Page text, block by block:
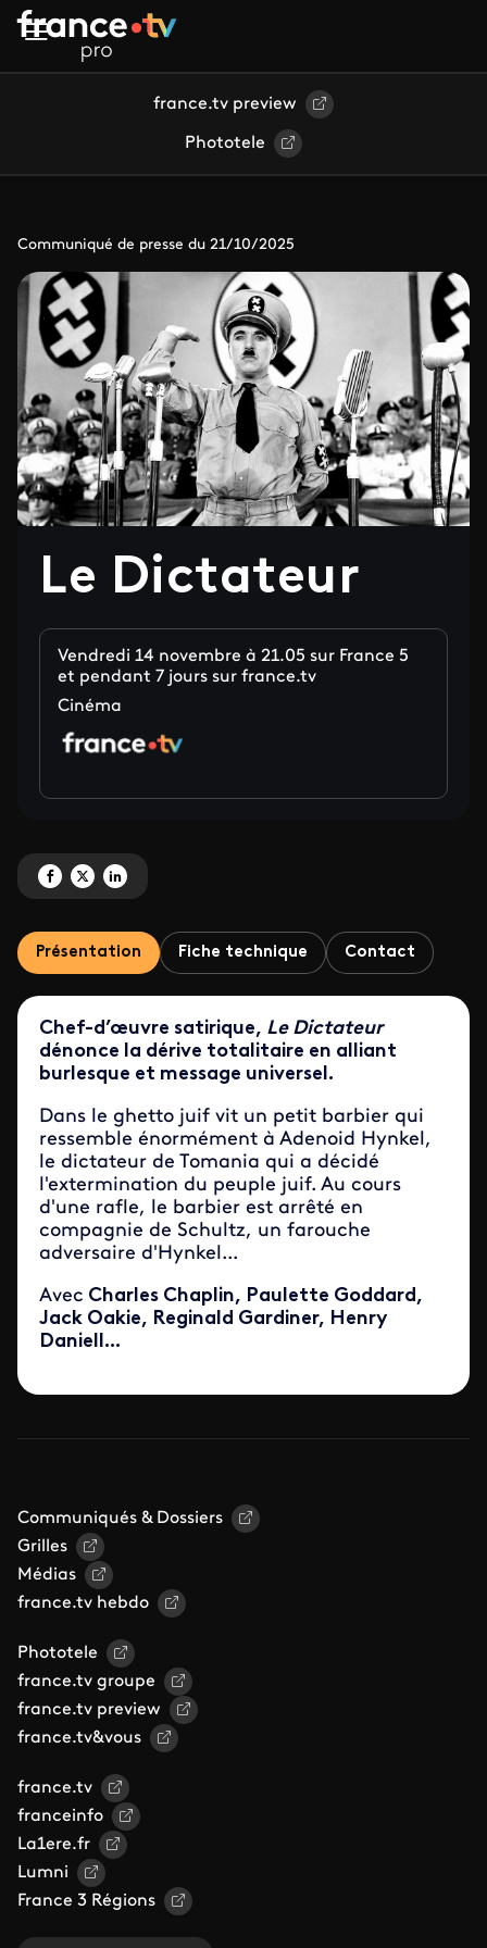
Aller au contenu principal
france.tv preview
Phototele
Communiqué de presse du 21/10/2025
Le Dictateur
Vendredi 14 novembre à 21.05 sur France 5
et pendant 7 jours sur france.tv
Cinéma
Partagez 'Le Dictateur ' sur Facebook
Partagez 'Le Dictateur ' sur X
Partagez 'Le Dictateur ' sur LinkedIn
Présentation Fiche technique Contact
Chef-d’œuvre satirique, Le Dictateur
dénonce la dérive totalitaire en alliant
burlesque et message universel.
Dans le ghetto juif vit un petit barbier qui
ressemble énormément à Adenoid Hynkel,
le dictateur de Tomania qui a décidé
l'extermination du peuple juif. Au cours
d'une rafle, le barbier est arrêté en
compagnie de Schultz, un farouche
adversaire d'Hynkel...
Avec Charles Chaplin, Paulette Goddard,
Jack Oakie, Reginald Gardiner, Henry
Daniell...
Communiqués & Dossiers
Grilles
Médias
france.tv hebdo
Phototele
france.tv groupe
france.tv preview
france.tv&vous
france.tv
franceinfo
La1ere.fr
Lumni
France 3 Régions